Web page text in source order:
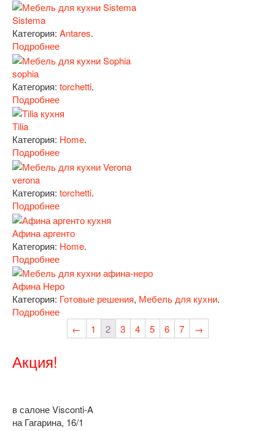
Sistema
Категория: Antares.
Подробнее
sophia
Категория: torchetti.
Подробнее
Tilia
Категория: Home.
Подробнее
verona
Категория: torchetti.
Подробнее
Афина аргенто
Категория: Home.
Подробнее
Афина Неро
Категория: Готовые решения, Мебель для кухни.
Подробнее
←
1 2 3 4 5 6 7 →
Акция!
в салоне Visconti-A
на Гагарина, 16/1